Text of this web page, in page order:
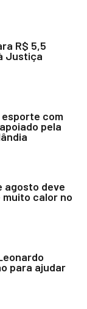
R$ 5,5
Justiça
com
pela
agosto deve
calor no
para ajudar